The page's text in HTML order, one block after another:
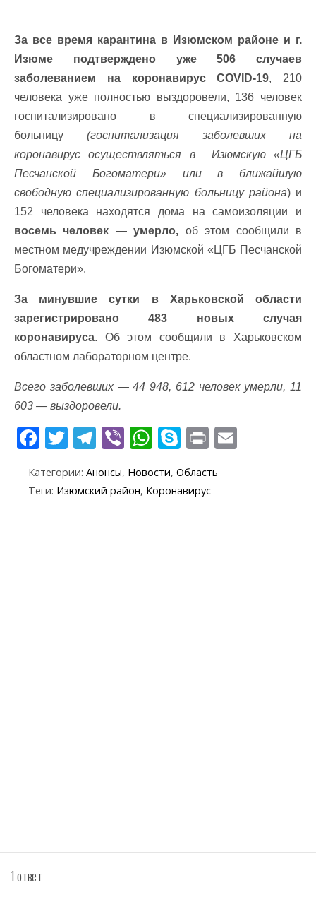
За все время карантина в Изюмском районе и г.
Изюме подтверждено уже 506 случаев
заболеванием на коронавирус COVID-19, 210
человека уже полностью выздоровели, 136 человек
госпитализировано в специализированную
больницу (госпитализация заболевших на
коронавирус осуществляться в Изюмскую «ЦГБ
Песчанской Богоматери» или в ближайшую
свободную специализированную больницу района) и
152 человека находятся дома на самоизоляции и
восемь человек — умерло, об этом сообщили в
местном медучреждении Изюмской «ЦГБ Песчанской
Богоматери».
За минувшие сутки в Харьковской области
зарегистрировано 483 новых случая
коронавируса. Об этом сообщили в Харьковском
областном лабораторном центре.
Всего заболевших — 44 948, 612 человек умерли, 11
603 — выздоровели.
F
e
T
itt
T
e
gr
Vi
er
W
at
s
S
k
y
Pr
t
Категории: Анонсы, Новости, Область
Теги: Изюмский район, Коронавирус
1 ответ